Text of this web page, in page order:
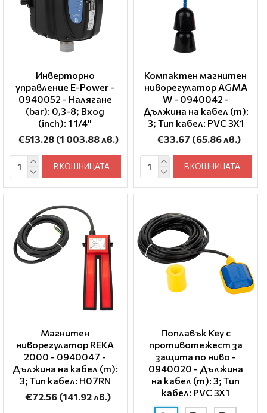
Инверторно
управление E-Power -
0940052 - Налягане
(bar): 0,3-8; Вход
(inch): 1 1/4"
€513.28 (1 003.88 лв.)
В КОШНИЦАТА
Компактен магнитен
ниворегулатор AGMA
W - 0940042 -
Дължина на кабел (m):
3; Тип кабел: PVC 3X1
€33.67 (65.86 лв.)
В КОШНИЦАТА
Магнитен
ниворегулатор REKA
2000 - 0940047 -
Дължина на кабел (m):
3; Тип кабел: H07RN
€72.56 (141.92 лв.)
Поплавък Key с
противотежест за
защита по ниво -
0940020 - Дължина
на кабел (m): 3; Тип
кабел: PVC 3X1